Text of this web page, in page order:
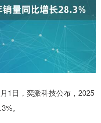
日，奕派科技公布，2025
。